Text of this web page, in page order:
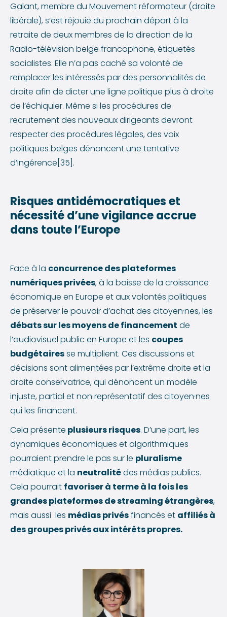
Galant, membre du Mouvement réformateur (droite
libérale), s’est réjouie du prochain départ à la
retraite de deux membres de la direction de la
Radio-télévision belge francophone, étiquetés
socialistes. Elle n’a pas caché sa volonté de
remplacer les intéressés par des personnalités de
droite afin de dicter une ligne politique plus à droite
de l’échiquier. Même si les procédures de
recrutement des nouveaux dirigeants devront
respecter des procédures légales, des voix
politiques belges dénoncent une tentative
d’ingérence[35].
Risques antidémocratiques et
nécessité d’une vigilance accrue
dans toute l’Europe
Face à la concurrence des plateformes
numériques privées, à la baisse de la croissance
économique en Europe et aux volontés politiques
de préserver le pouvoir d’achat des citoyen·nes, les
débats sur les moyens de financement de
l’audiovisuel public en Europe et les coupes
budgétairesse multiplient. Ces discussions et
décisions sont alimentées par l’extrême droite et la
droite conservatrice, qui dénoncent un modèle
injuste, partial et non représentatif des citoyen·nes
qui les financent.
Cela présente plusieurs risques. D’une part, les
dynamiques économiques et algorithmiques
pourraient prendre le pas sur le pluralisme
médiatique et la neutralitédes médias publics.
Cela pourrait favoriser à terme à la fois les
grandes plateformes de streaming étrangères,
mais aussi les médias privésfinancés et affiliés à
des groupes privés aux intérêts propres.